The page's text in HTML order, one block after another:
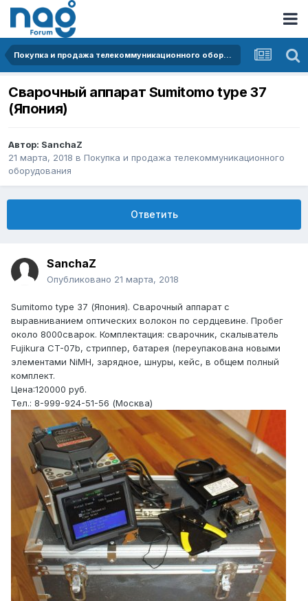
Покупка и продажа телекоммуникационного оборудования
Сварочный аппарат Sumitomo type 37
(Япония)
Автор: SanchaZ
21 марта, 2018 в Покупка и продажа телекоммуникационного
оборудования
Ответить
SanchaZ
Опубликовано 21 марта, 2018
Sumitomo type 37 (Япония). Сварочный аппарат с
выравниванием оптических волокон по сердцевине. Пробег
около 8000сварок. Комплектация: сварочник, скалыватель
Fujikura CT-07b, стриппер, батарея (переупакована новыми
элементами NiMH, зарядное, шнуры, кейс, в общем полный
комплект.
Цена:120000 руб.
Тел.: 8-999-924-51-56 (Москва)